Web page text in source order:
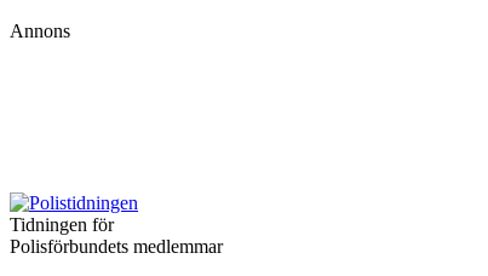
Annons
Tidningen för
Polisförbundets medlemmar